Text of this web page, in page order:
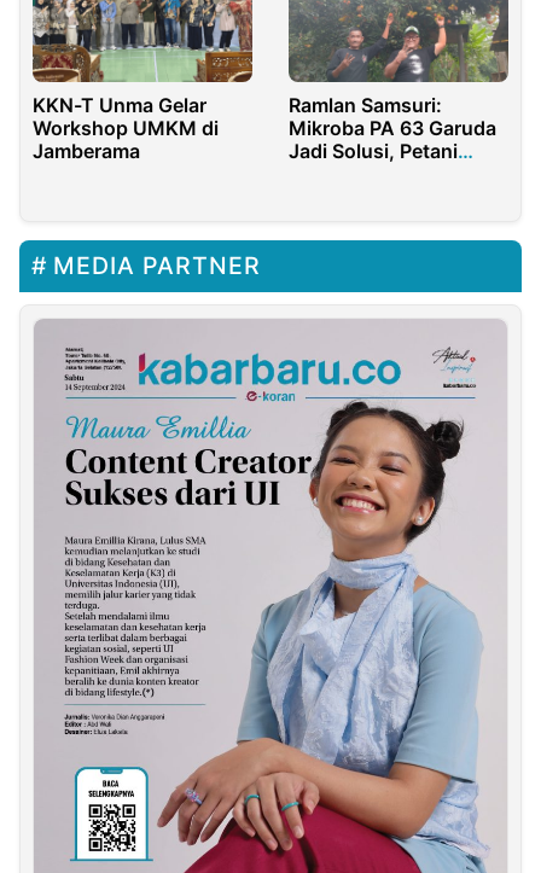
KKN-T Unma Gelar
Workshop UMKM di
Jamberama
Ramlan Samsuri:
Mikroba PA 63 Garuda
Jadi Solusi, Petani
MEDIA PARTNER